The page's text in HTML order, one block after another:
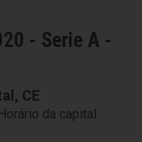
- Serie A -
CE
da capital